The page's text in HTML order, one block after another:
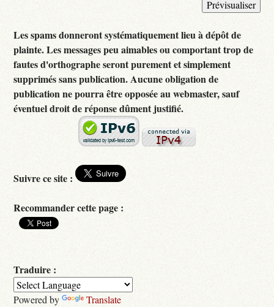
Les spams donneront systématiquement lieu à dépôt de
plainte. Les messages peu aimables ou comportant trop de
fautes d'orthographe seront purement et simplement
supprimés sans publication. Aucune obligation de
publication ne pourra être opposée au webmaster, sauf
éventuel droit de réponse dûment justifié.
Suivre ce site :
Recommander cette page :
Traduire :
Powered by Translate